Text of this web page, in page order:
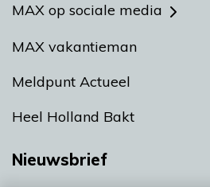
MAX op sociale media
MAX vakantieman
Meldpunt Actueel
Heel Holland Bakt
Nieuwsbrief